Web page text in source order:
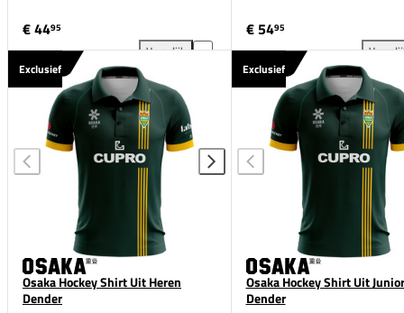
€ 4495
Vergelijk
Osaka Hockey Shirt Thuis Junior Dender
€ 5495
Exclusief
Osaka Hockey Shirt Uit Heren
Dender
Exclusief
Osaka Hockey Shirt Uit Junior
Dender